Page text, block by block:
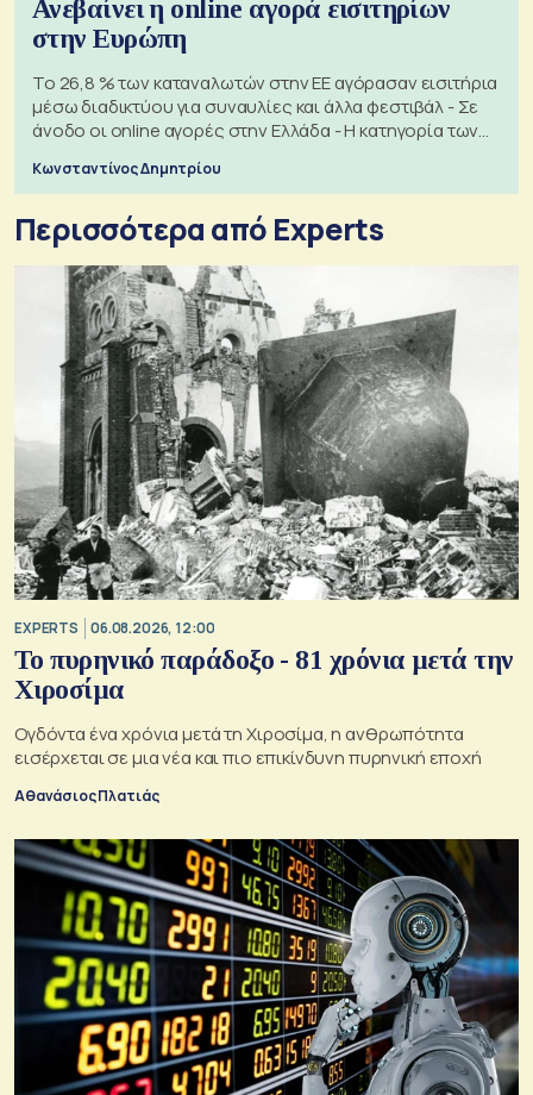
Ανεβαίνει η online αγορά εισιτηρίων
στην Ευρώπη
Το 26,8 % των καταναλωτών στην ΕΕ αγόρασαν εισιτήρια
μέσω διαδικτύου για συναυλίες και άλλα φεστιβάλ - Σε
άνοδο οι online αγορές στην Ελλάδα - Η κατηγορία των
Κωνσταντίνος Δημητρίου
Περισσότερα από Experts
EXPERTS 06.08.2026, 12:00
Το πυρηνικό παράδοξο - 81 χρόνια μετά την
Χιροσίμα
Ογδόντα ένα χρόνια μετά τη Χιροσίμα, η ανθρωπότητα
εισέρχεται σε μια νέα και πιο επικίνδυνη πυρηνική εποχή
Αθανάσιος Πλατιάς